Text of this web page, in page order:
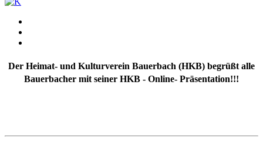
Der Heimat- und Kulturverein Bauerbach (HKB) begrüßt alle
Bauerbacher mit seiner HKB - Online- Präsentation!!!